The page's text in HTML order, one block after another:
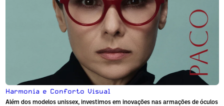
Harmonia e Conforto Visual
Além dos modelos unissex, investimos em inovações nas armações de óculos